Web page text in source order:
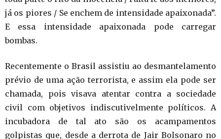
já os piores / Se enchem de intensidade apaixonada”.
E essa intensidade apaixonada pode carregar
bombas.
Recentemente o Brasil assistiu ao desmantelamento
prévio de uma ação terrorista, e assim ela pode ser
chamada, pois visava atentar contra a sociedade
civil com objetivos indiscutivelmente políticos. A
incubadora de tal ato são os acampamentos
golpistas que, desde a derrota de Jair Bolsonaro no